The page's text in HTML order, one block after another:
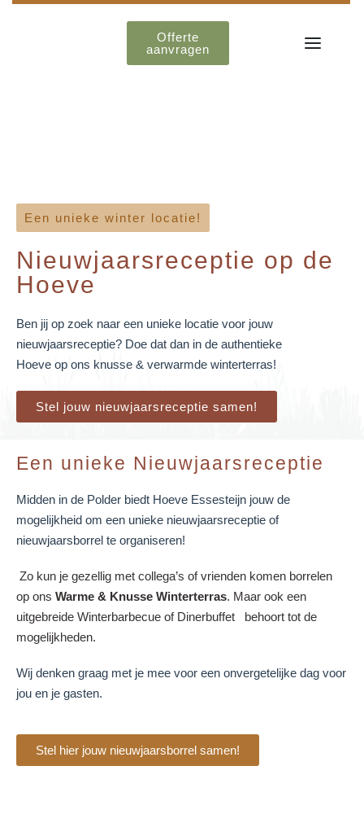
Offerte
aanvragen
Een unieke winter locatie!
Nieuwjaarsreceptie op de
Hoeve
Ben jij op zoek naar een unieke locatie voor jouw
nieuwjaarsreceptie? Doe dat dan in de authentieke
Hoeve op ons knusse & verwarmde winterterras!
Stel jouw nieuwjaarsreceptie samen!
Een unieke Nieuwjaarsreceptie
Midden in de Polder biedt Hoeve Essesteijn jouw de
mogelijkheid om een unieke nieuwjaarsreceptie of
nieuwjaarsborrel te organiseren!
Zo kun je gezellig met collega’s of vrienden komen borrelen
op ons Warme & Knusse Winterterras. Maar ook een
uitgebreide Winterbarbecue of Dinerbuffet behoort tot de
mogelijkheden.
Wij denken graag met je mee voor een onvergetelijke dag voor
jou en je gasten.
Stel hier jouw nieuwjaarsborrel samen!